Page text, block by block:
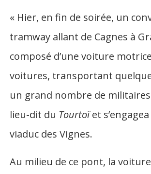
« Hier, en fin de soirée, un
tramway allant de Cagnes à
composé d’une voiture
voitures, transportant
un grand nombre de
lieu-dit du Tourtoïet
viaduc des Vignes.
Au milieu de ce pont, la